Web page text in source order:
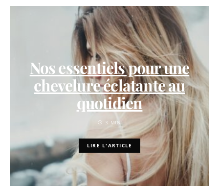
Nos essentiels pour une
chevelure éclatante au
quotidien
3 MIN
LIRE L'ARTICLE